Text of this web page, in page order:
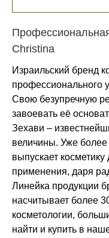
Christina
Израильский бренд
профессионального
Свою безупречную
завоевать её
Зехави –
величины. Уже
выпускает
применения, даря
Линейка продукции
насчитывает более
косметологии,
найти и купить в